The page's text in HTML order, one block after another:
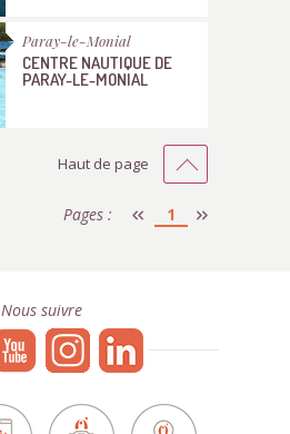
Paray-le-Monial
CENTRE NAUTIQUE DE
PARAY-LE-MONIAL
Haut de page
Pages : 1
Nous suivre